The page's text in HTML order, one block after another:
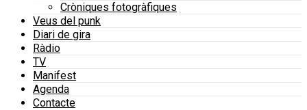
Cròniques fotogràfiques
Veus del punk
Diari de gira
Ràdio
TV
Manifest
Agenda
Contacte